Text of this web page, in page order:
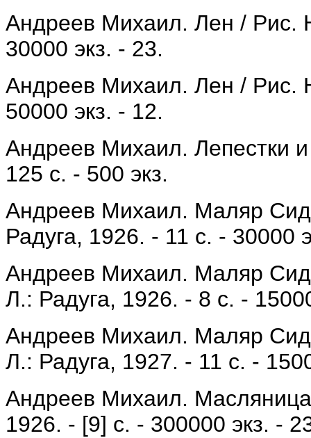
Андреев Михаил. Лен / Рис.
30000 экз. - 23.
Андреев Михаил. Лен / Рис.
50000 экз. - 12.
Андреев Михаил. Лепестки
125 с. - 500 экз.
Андреев Михаил. Маляр
Радуга, 1926. - 11 с. - 30000
Андреев Михаил. Маляр
Л.: Радуга, 1926. - 8 с. -
Андреев Михаил. Маляр
Л.: Радуга, 1927. - 11 с. -
Андреев Михаил.
1926. - [9] с. - 300000 экз. -